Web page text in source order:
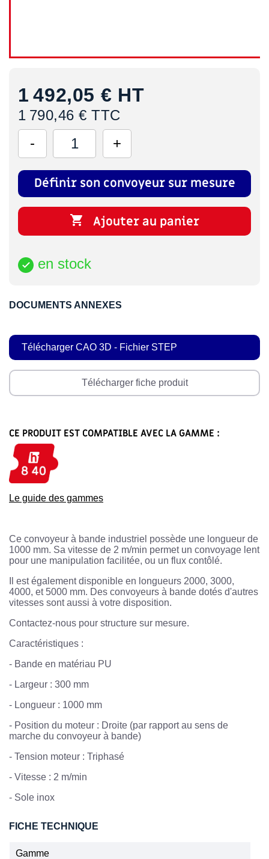
1 492,05 € HT
1 790,46 € TTC
Définir son convoyeur sur mesure
 Ajouter au panier
 en stock
DOCUMENTS ANNEXES
Télécharger CAO 3D - Fichier STEP
Télécharger fiche produit
CE PRODUIT EST COMPATIBLE AVEC LA GAMME :
Le guide des gammes
Ce convoyeur à bande industriel possède une longueur de
1000 mm. Sa vitesse de 2 m/min permet un convoyage lent
pour une manipulation facilitée, ou un flux contôlé.
Il est également disponible en longueurs 2000, 3000,
4000, et 5000 mm. Des convoyeurs à bande dotés d'autres
vitesses sont aussi à votre disposition.
Contactez-nous pour structure sur mesure.
Caractéristiques :
- Bande en matériau PU
- Largeur : 300 mm
- Longueur : 1000 mm
- Position du moteur : Droite (par rapport au sens de
marche du convoyeur à bande)
- Tension moteur : Triphasé
- Vitesse : 2 m/min
- Sole inox
FICHE TECHNIQUE
Gamme